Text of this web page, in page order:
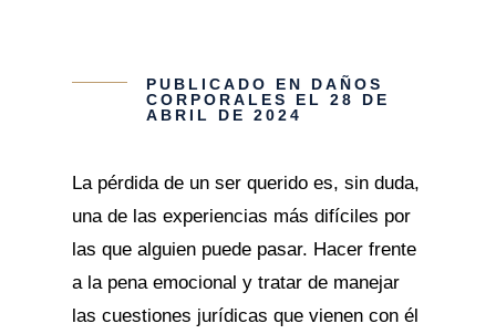
PUBLICADO EN DAÑOS
CORPORALES
EL 28 DE
ABRIL DE 2024
La pérdida de un ser querido es, sin duda,
una de las experiencias más difíciles por
las que alguien puede pasar. Hacer frente
a la pena emocional y tratar de manejar
las cuestiones jurídicas que vienen con él